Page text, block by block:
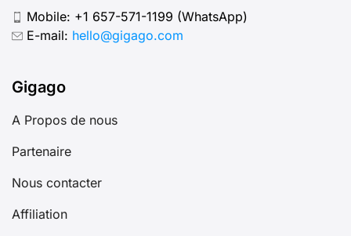
Mobile: +1 657-571-1199 (WhatsApp)
E-mail: hello@gigago.com
Gigago
A Propos de nous
Partenaire
Nous contacter
Affiliation